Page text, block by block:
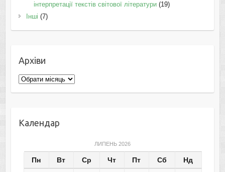
інтерпретації текстів світової літератури(19)
Інші (7)
Архіви
Архіви
Календар
ЛИПЕНЬ 2026
Пн Вт Ср Чт Пт Сб Нд